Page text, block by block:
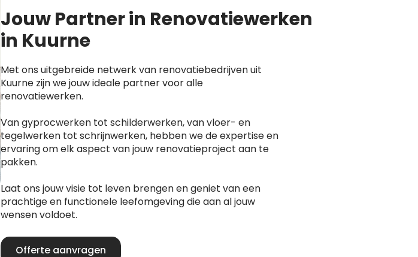
Jouw Partner in Renovatiewerken
in Kuurne
Met ons uitgebreide netwerk van renovatiebedrijven uit
Kuurne zijn we jouw ideale partner voor alle
renovatiewerken.
Van gyprocwerken tot schilderwerken, van vloer- en
tegelwerken tot schrijnwerken, hebben we de expertise en
ervaring om elk aspect van jouw renovatieproject aan te
pakken.
Laat ons jouw visie tot leven brengen en geniet van een
prachtige en functionele leefomgeving die aan al jouw
wensen voldoet.
Offerte aanvragen